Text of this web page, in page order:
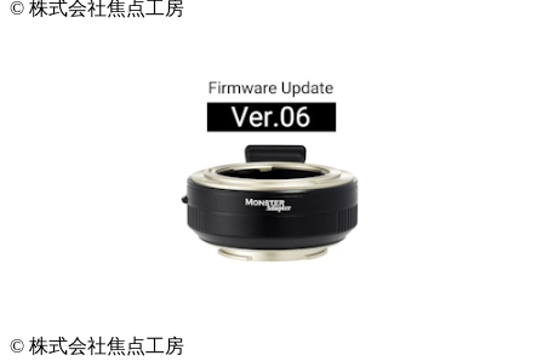
© 株式会社焦点工房
© 株式会社焦点工房